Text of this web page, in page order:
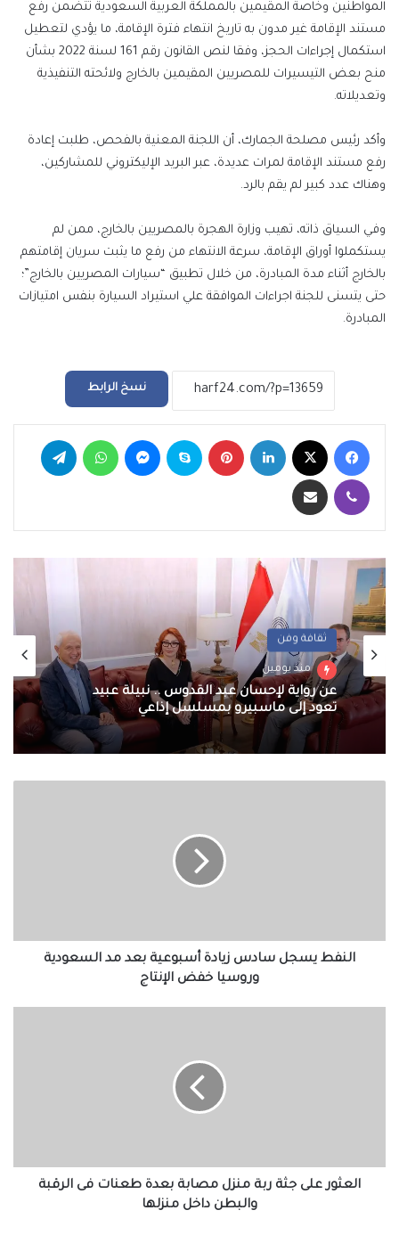
المواطنين وخاصة المقيمين بالمملكة العربية السعودية تتضمن رفع
مستند الإقامة غير مدون به تاريخ انتهاء فترة الإقامة، ما يؤدي لتعطيل
استكمال إجراءات الحجز، وفقا لنص القانون رقم 161 لسنة 2022 بشأن
منح بعض التيسيرات للمصريين المقيمين بالخارج ولائحته التنفيذية
وتعديلاته.
وأكد رئيس مصلحة الجمارك، أن اللجنة المعنية بالفحص، طلبت إعادة
رفع مستند الإقامة لمرات عديدة، عبر البريد الإليكتروني للمشاركين،
وهناك عدد كبير لم يقم بالرد.
وفي السياق ذاته، تهيب وزارة الهجرة بالمصريين بالخارج، ممن لم
يستكملوا أوراق الإقامة، سرعة الانتهاء من رفع ما يثبت سريان إقامتهم
بالخارج أثناء مدة المبادرة، من خلال تطبيق “سيارات المصريين بالخارج”؛
حتى يتسنى للجنة اجراءات الموافقة علي استيراد السيارة بنفس امتيازات
المبادرة.
نسخ الرابط
فيسبوك لينكدإن بينتيريست سكايب ماسنجر واتساب
ڤايبر مشاركة عبر البريد
ثقافة وفن
منذ يومين
عن رواية لإحسان عبد القدوس .. نبيلة عبيد
تعود إلى ماسبيرو بمسلسل إذاعي
وروسيا
النفط يسجل سادس زيادة أسبوعية بعد مد السعودية
وروسيا خفض الإنتاج
فى
العثور على جثة ربة منزل مصابة بعدة طعنات فى الرقبة
والبطن داخل منزلها